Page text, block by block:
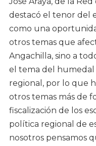
destacó el tenor del
como una
otros temas que
Angachilla, sino a
el tema del humedal
regional, por lo que
otros temas más de
fiscalización de los
política regional de
nosotros pensamos